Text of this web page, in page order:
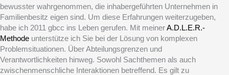
bewusster wahrgenommen, die inhabergeführten Unternehmen in
Familienbesitz eigen sind. Um diese Erfahrungen weiterzugeben,
habe ich 2011 gbcc ins Leben gerufen. Mit meinerA.D.L.E.R.-
Methode unterstütze ich Sie bei der Lösung von komplexen
Problemsituationen. Über Abteilungsgrenzen und
Verantwortlichkeiten hinweg. Sowohl Sachthemen als auch
zwischenmenschliche Interaktionen betreffend. Es gilt zu